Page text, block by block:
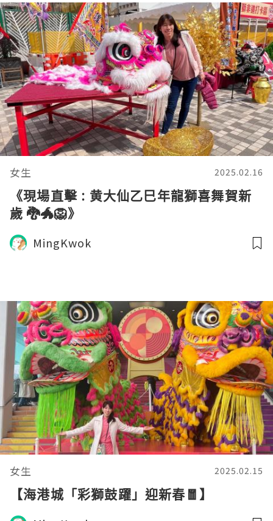
女生 2025.02.16
《現場直擊 : 黄大仙乙巳年龍獅喜舞賀新
歲 🐉🐲🦁》
MingKwok
女生 2025.02.15
【海港城「彩獅鼓躍」迎新春🧧】